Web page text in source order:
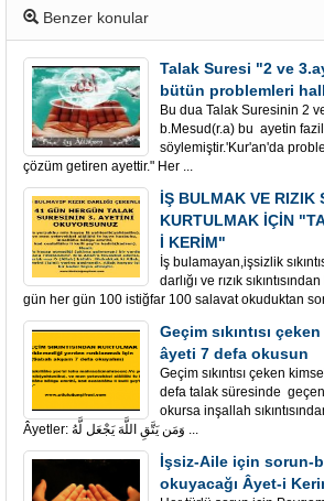
Benzer konular
Talak Suresi "2 ve
bütün problemleri
Bu dua Talak Suresinin 2
b.Mesud(r.a) bu ayetin
söylemiştir.'Kur'an'da
çözüm getiren ayettir." Her ...
İŞ BULMAK VE RIZIK
KURTULMAK İÇİN
İ KERİM"
İş bulamayan,işsizlik
darlığı ve rızık
gün her gün 100 istiğfar 100 salavat okuduktan
Geçim sıkıntısı
âyeti 7 defa okusun
Geçim sıkıntısı çeken
defa talak süresinde
okursa inşallah
Âyetler: وَمَن يَتَّقِ اللَّهَ يَجْعَل لَّهُ ...
İşsiz-Aile için sorun-
okuyacağı Âyet-i